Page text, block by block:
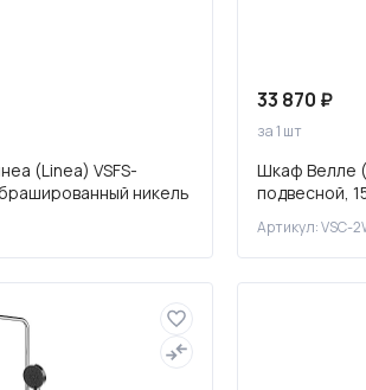
(Linea) VSFS-
никель
33 870 ₽
за 1 шт
Шкаф Велле
подвесной,
Артикул: VSC-